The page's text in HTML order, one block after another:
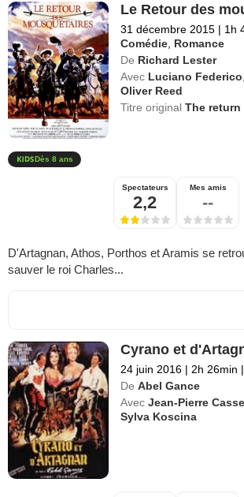
Le Retour des
31 décembre 2015 | 1h
Comédie Romance
De Richard Lester
Avec Luciano Federico
Oliver Reed
Titre originalThe return
Dès 8 ans
Spectateurs
2,2
Mes amis
--
D'Artagnan, Athos, Porthos et Aramis se
sauver le roi Charles...
Cyrano et
24 juin 2016 | 2h 26min |
De Abel Gance
Avec Jean-Pierre
Sylva Koscina